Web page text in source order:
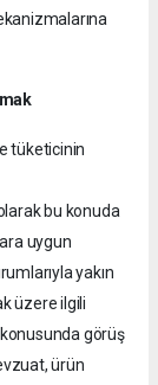
tüketicinin
bu konuda
uygun
yakın
üzere ilgili
görüş
ürün